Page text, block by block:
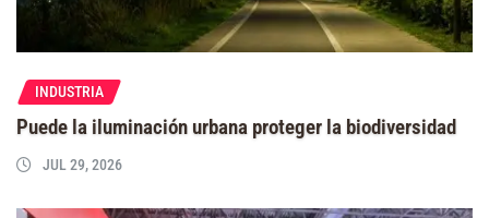
INDUSTRIA
Puede la iluminación urbana proteger la biodiversidad
JUL 29, 2026